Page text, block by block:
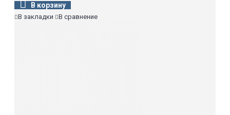
В корзину
В закладки В сравнение